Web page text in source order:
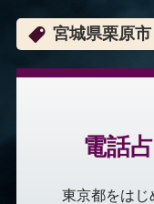
宮城県栗原市
電話
東京都をはじ